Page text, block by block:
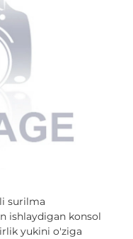
surilma
ishlaydigan konsol
yukini o'ziga